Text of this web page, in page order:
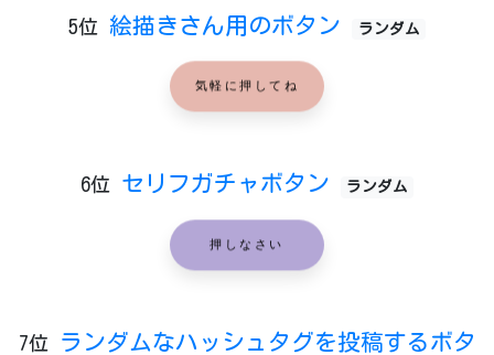
5位 絵描きさん用のボタン ランダム
気軽に押してね
6位 セリフガチャボタン ランダム
押しなさい
7位
ランダムなハッシュタグを投稿するボタ